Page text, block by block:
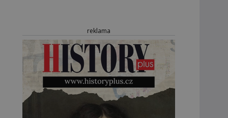
reklama